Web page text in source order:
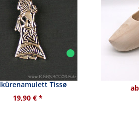
Wikinger Anhänger
Tissø
19,90 € *